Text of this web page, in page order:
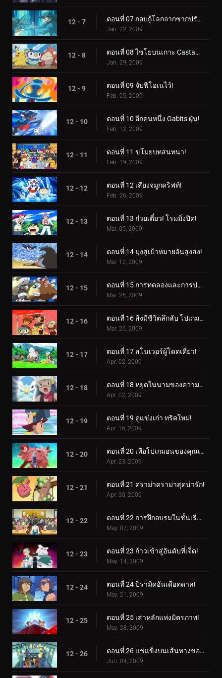
12 - 7 ตอนที่ 07 กอบกู้โลกจากซากปรักหักพัง!
Jan. 22, 2009
12 - 8 ตอนที่ 08 ไชโยบนเกาะ Castaways!
Jan. 29, 2009
12 - 9 ตอนที่ 09 จับฟีโอเนไว้!
Feb. 05, 2009
12 - 10 ตอนที่ 10 อีกคนหนึ่ง Gabits ฝุ่น!
Feb. 12, 2009
12 - 11 ตอนที่ 11 ขโมยบทสนทนา!
Feb. 19, 2009
12 - 12 ตอนที่ 12 เสียงจมูกดริฟท์!
Feb. 26, 2009
12 - 13 ตอนที่ 13 ก๋วยเตี๋ยว! โรมมิ่งปิด!
Mar. 05, 2009
12 - 14 ตอนที่ 14 มุ่งสู่เป้าหมายอันสูงส่ง!
Mar. 12, 2009
12 - 15 ตอนที่ 15 การทดลองและการประจบประแจง!
Mar. 26, 2009
12 - 16 ตอนที่ 16 สิ่งมีชีวิตลึกลับ โปเกมอน!
Mar. 26, 2009
12 - 17 ตอนที่ 17 สโนเวอร์ผู้โดดเดี่ยว!
Apr. 02, 2009
12 - 18 ตอนที่ 18 หยุดในนามของความรัก!
Apr. 02, 2009
12 - 19 ตอนที่ 19 คู่แข่งเก่า ทริคใหม่!
Apr. 16, 2009
12 - 20 ตอนที่ 20 เพื่อโปเกมอนของคุณเอง จงเป็นจริง!
Apr. 23, 2009
12 - 21 ตอนที่ 21 ดราม่าดราม่าสุดน่ารัก!
Apr. 30, 2009
12 - 22 ตอนที่ 22 การฝึกอบรมในชั้นเรียน!
May. 07, 2009
12 - 23 ตอนที่ 23 ก้าวเข้าสู่อันดับที่เจ็ด!
May. 14, 2009
12 - 24 ตอนที่ 24 ปิรามิดอันเดือดดาล!
May. 21, 2009
12 - 25 ตอนที่ 25 เสาหลักแห่งมิตรภาพ!
May. 28, 2009
12 - 26 ตอนที่ 26 แช่แข็งบนเส้นทางของพวกเขา!
Jun. 04, 2009